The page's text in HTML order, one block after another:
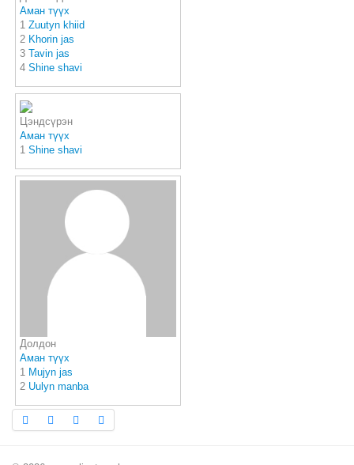
Аман түүх
1 Zuutyn khiid
2 Khorin jas
3 Tavin jas
4 Shine shavi
Цэндсүрэн
Аман түүх
1 Shine shavi
Долдон
Аман түүх
1 Mujyn jas
2 Uulyn manba